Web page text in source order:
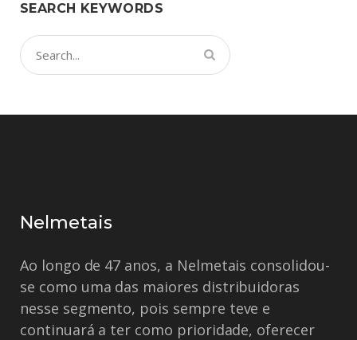
SEARCH KEYWORDS
Nelmetais
Ao longo de 47 anos, a Nelmetais consolidou-
se como uma das maiores distribuidoras
nesse segmento, pois sempre teve e
continuará a ter como prioridade, oferecer